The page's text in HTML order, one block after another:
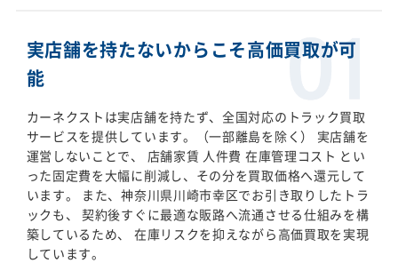
実店舗を持たないからこそ高価買取が可
能
カーネクストは実店舗を持たず、全国対応のトラック買取
サービスを提供しています。（一部離島を除く） 実店舗を
運営しないことで、 店舗家賃 人件費 在庫管理コスト とい
った固定費を大幅に削減し、その分を買取価格へ還元して
います。 また、神奈川県川崎市幸区でお引き取りしたトラ
ックも、 契約後すぐに最適な販路へ流通させる仕組みを構
築しているため、 在庫リスクを抑えながら高価買取を実現
しています。